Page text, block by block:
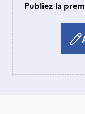
Publiez la